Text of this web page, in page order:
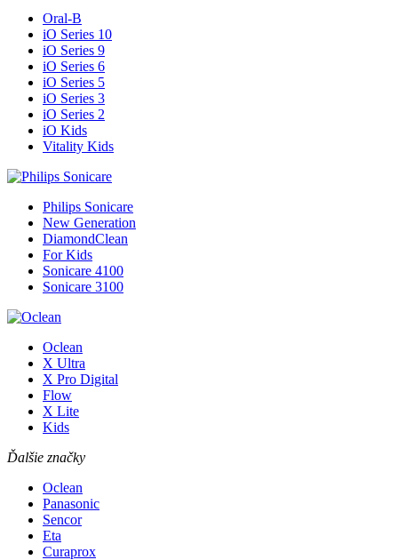
Oral-B
iO Series 10
iO Series 9
iO Series 6
iO Series 5
iO Series 3
iO Series 2
iO Kids
Vitality Kids
Philips Sonicare
New Generation
DiamondClean
For Kids
Sonicare 4100
Sonicare 3100
Oclean
X Ultra
X Pro Digital
Flow
X Lite
Kids
Ďalšie značky
Oclean
Panasonic
Sencor
Eta
Curaprox